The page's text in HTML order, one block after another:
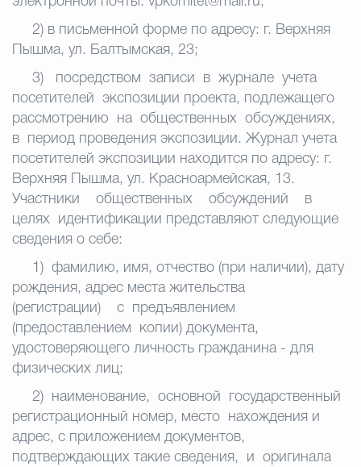
2) в письменной форме по адресу: г. Верхняя
Пышма, ул. Балтымская, 23;
3) посредством записи в журнале учета
посетителей экспозиции проекта, подлежащего
рассмотрению на общественных обсуждениях,
в период проведения экспозиции. Журнал учета
посетителей экспозиции находится по адресу: г.
Верхняя Пышма, ул. Красноармейская, 13.
Участники общественных обсуждений в
целях идентификации представляют следующие
сведения о себе:
1) фамилию, имя, отчество (при наличии), дату
рождения, адрес места жительства
(регистрации) с предъявлением
(предоставлением копии) документа,
удостоверяющего личность гражданина - для
физических лиц;
2) наименование, основной государственный
регистрационный номер, место нахождения и
адрес, с приложением документов,
подтверждающих такие сведения, и оригинала